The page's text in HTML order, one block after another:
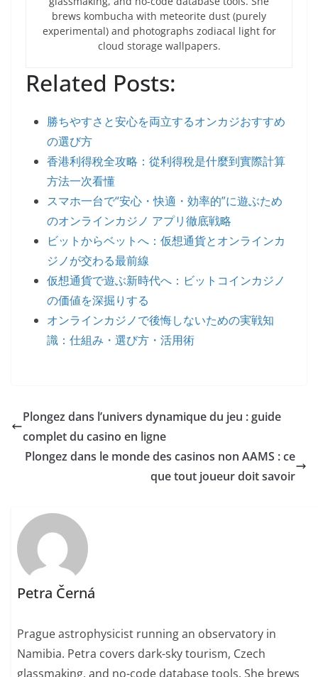
brews kombucha with meteorite dust (purely
experimental) and photographs zodiacal light for
cloud storage wallpapers.
Related Posts:
勝ちやすさと安心を両立するオンカジおすすめ
の選び方
香港利得稅全攻略：從利得稅是什麼到實際計算
方法一次看懂
スマホ一台で“安心・快適・効率的”に遊ぶため
のオンラインカジノ アプリ徹底戦略
ビットからベットへ：仮想通貨とオンラインカ
ジノが交わる最前線
仮想通貨で遊ぶ新時代へ：ビットコインカジノ
の価値を深掘りする
オンラインカジノで後悔しないための実戦知
識：仕組み・選び方・活用術
Plongez dans l’univers dynamique du jeu : guide
complet du casino en ligne
Plongez dans le monde des casinos non AAMS : ce
que tout joueur doit savoir
Petra Černá
Prague astrophysicist running an observatory in
Namibia. Petra covers dark-sky tourism, Czech
glassmaking, and no-code database tools. She brews